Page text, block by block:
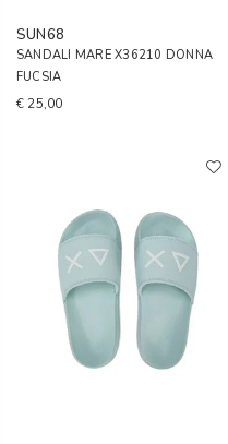
SUN68
SANDALI MARE X36210 DONNA
FUCSIA
€ 25,00